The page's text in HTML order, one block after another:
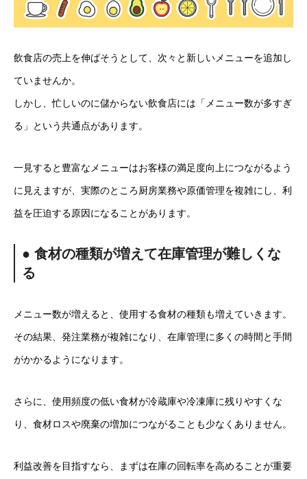
飲食店の売上を伸ばそうとして、次々と新しいメニューを追加し
ていませんか。
しかし、忙しいのに儲からない飲食店には「メニュー数が多すぎ
る」という共通点があります。
一見すると豊富なメニューはお客様の満足度向上につながるよう
に見えますが、実際のところ厨房業務や原価管理を複雑にし、利
益を圧迫する原因になることがあります。
● 食材の種類が増えて在庫管理が難しくな
る
メニュー数が増えると、使用する食材の種類も増えていきます。
その結果、発注業務が複雑になり、在庫管理に多くの時間と手間
がかかるようになります。
さらに、使用頻度の低い食材が冷蔵庫や冷凍庫に残りやすくな
り、食材ロスや廃棄の増加につながることも少なくありません。
利益改善を目指すなら、まずは在庫の回転率を高めることが重要